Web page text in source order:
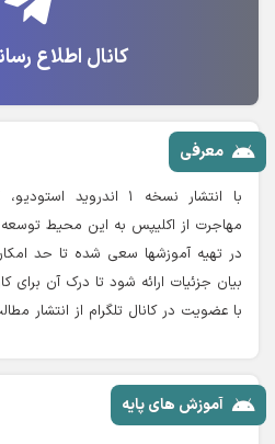
کانال اطلاع
معرفی
با انتشار نسخه ۱
مهاجرت از اکلیپس به این محیط
در تهیه آموزشها سعی شده تا حد
بیان جزئیات ارائه شود تا درک آن برای
با عضویت در کانال تلگرام از انتشار
آموزش های پایه